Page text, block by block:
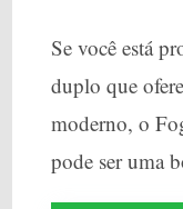
Se você está
duplo que
moderno, o
pode ser uma